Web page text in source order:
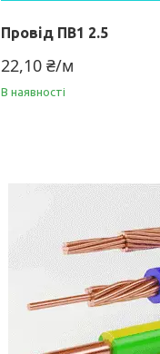
Провід ПВ1 2.5
22,10 ₴/м
В наявності